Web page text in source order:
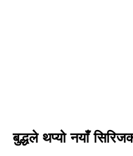
बुद्धले थप्यो नयाँ